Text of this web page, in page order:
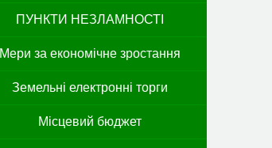
ПУНКТИ НЕЗЛАМНОСТІ
Мери за економічне зростання
Земельні електронні торги
Місцевий бюджет